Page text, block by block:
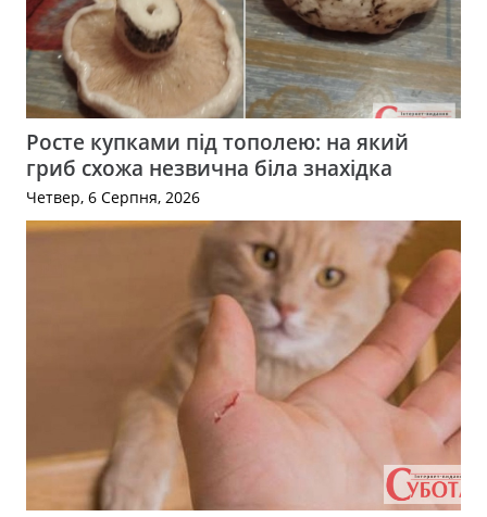
Росте купками під тополею: на який
гриб схожа незвична біла знахідка
Четвер, 6 Серпня, 2026